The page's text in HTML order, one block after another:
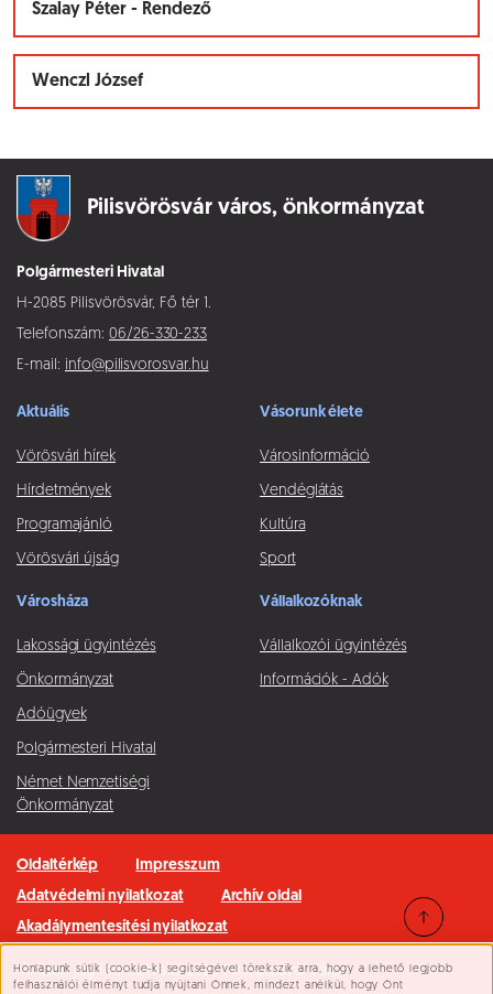
Süti beállítások
Honlapunk sütik (cookie-k) segítségével törekszik arra, hogy a lehető legjobb
felhasználói élményt tudja nyújtani Önnek, mindezt anélkül, hogy Önt
Szalay Péter - Rendező
Wenczl József
Pilisvörösvár város, önkormányzat
Polgármesteri Hivatal
H-2085 Pilisvörösvár, Fő tér 1.
Telefonszám: 06/26-330-233
E-mail: info@pilisvorosvar.hu
Aktuális
Vörösvári hírek
Hírdetmények
Programajánló
Vörösvári újság
Vásorunk élete
Városinformáció
Vendéglátás
Kultúra
Sport
Városháza
Lakossági ügyintézés
Önkormányzat
Adóügyek
Polgármesteri Hivatal
Német Nemzetiségi
Önkormányzat
Vállalkozóknak
Vállalkozói ügyintézés
Információk - Adók
Oldaltérkép
Impresszum
Adatvédelmi nyilatkozat
Archív oldal
Akadálymentesítési nyilatkozat
Minden jog fenntartva © 2026 Pilisvörösvár Város